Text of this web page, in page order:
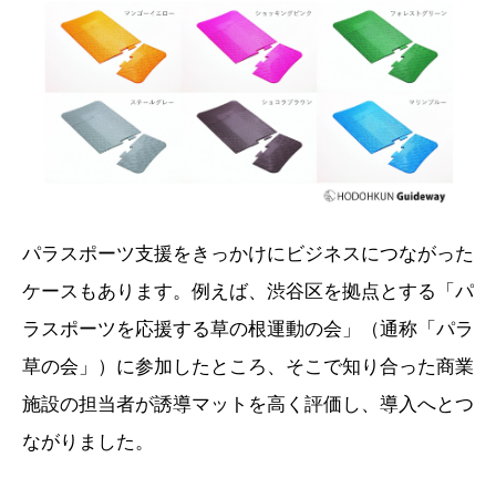
パラスポーツ支援をきっかけにビジネスにつながった
ケースもあります。例えば、渋谷区を拠点とする「パ
ラスポーツを応援する草の根運動の会」（通称「パラ
草の会」）に参加したところ、そこで知り合った商業
施設の担当者が誘導マットを高く評価し、導入へとつ
ながりました。